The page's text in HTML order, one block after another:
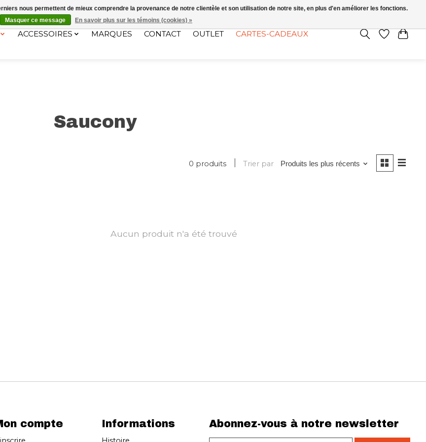
"4MILKZOO" FR S’INSCRIRE / SE CONNECTER
ACCESSOIRES MARQUES CONTACT OUTLET CARTES-CADEAUX
Saucony
0 produits Trier par Produits les plus récents
Aucun produit n'a été trouvé
compte Informations Abonnez-vous à notre newsletter
nous permettent de mieux comprendre la provenance de notre clientèle et son utilisation de notre site, en plus d'en améliorer les fonctions.
Masquer ce message
En savoir plus sur les témoins (cookies) »